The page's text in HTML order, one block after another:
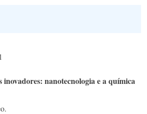
1
nanotecnologia e a química